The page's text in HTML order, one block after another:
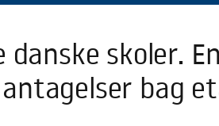
skoler.
bag